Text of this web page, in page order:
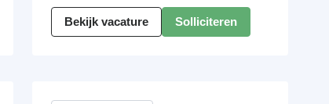
Bekijk vacature Solliciteren